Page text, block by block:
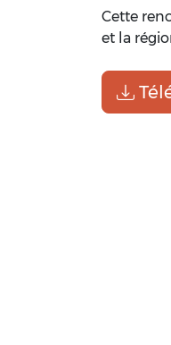
Cette
et la